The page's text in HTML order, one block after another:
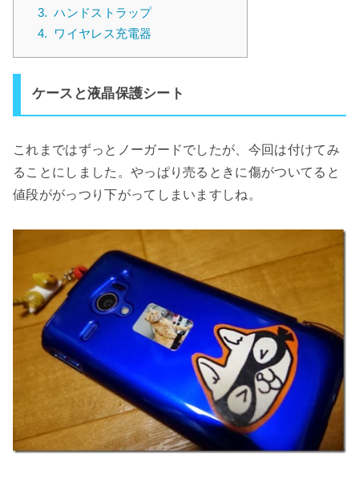
3. ハンドストラップ
4.
ワイヤレス充電器
ケースと液晶保護シート
これまではずっとノーガードでしたが、今回は付けてみ
ることにしました。やっぱり売るときに傷がついてると
値段ががっつり下がってしまいますしね。